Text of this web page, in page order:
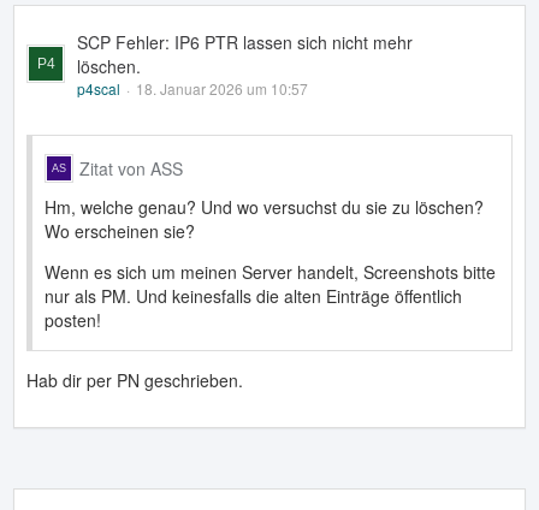
SCP Fehler: IP6 PTR lassen sich nicht mehr
löschen.
p4scal 18. Januar 2026 um 10:57
Zitat von ASS
Hm, welche genau? Und wo versuchst du sie zu löschen?
Wo erscheinen sie?
Wenn es sich um meinen Server handelt, Screenshots bitte
nur als PM. Und keinesfalls die alten Einträge öffentlich
posten!
Hab dir per PN geschrieben.